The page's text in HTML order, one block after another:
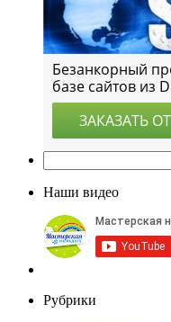
Наши видео
Рубрики